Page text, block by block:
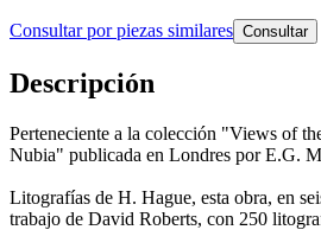
Consultar por piezas similares Consultar
Descripción
Perteneciente a la colección "Views of
Nubia" publicada en Londres por E.G.
Litografías de H. Hague, esta obra, en
trabajo de David Roberts, con 250